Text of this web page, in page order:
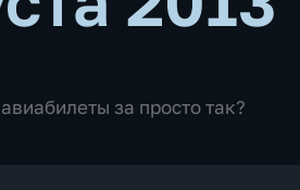
за просто так?